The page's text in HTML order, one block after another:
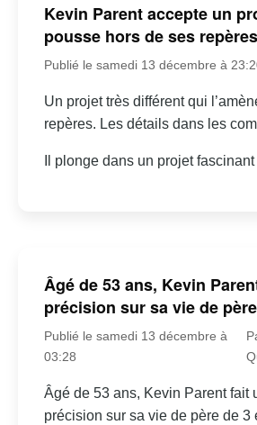
Kevin Parent accepte un
pousse hors de ses repères
Publié le samedi 13 décembre à
Un projet très différent qui
repères. Les détails dans les
Il plonge dans un projet fascinant
Âgé de 53 ans, Kevin
précision sur sa vie de
Publié le samedi 13 décembre à
03:28
Âgé de 53 ans, Kevin Parent fait
précision sur sa vie de père de